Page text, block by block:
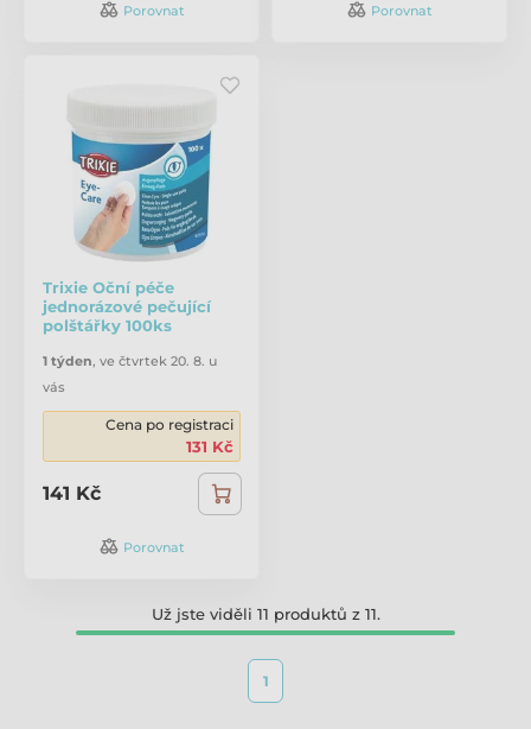
Porovnat Porovnat
Trixie Oční péče
jednorázové pečující
polštářky 100ks
1 týden, ve čtvrtek 20. 8. u
vás
Cena po registraci
131 Kč
141 Kč
Porovnat
Už jste viděli 11 produktů z 11.
1